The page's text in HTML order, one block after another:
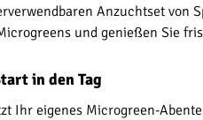
Anzuchtset von
und genießen Sie
in den Tag
Ihr eigenes Microgreen-